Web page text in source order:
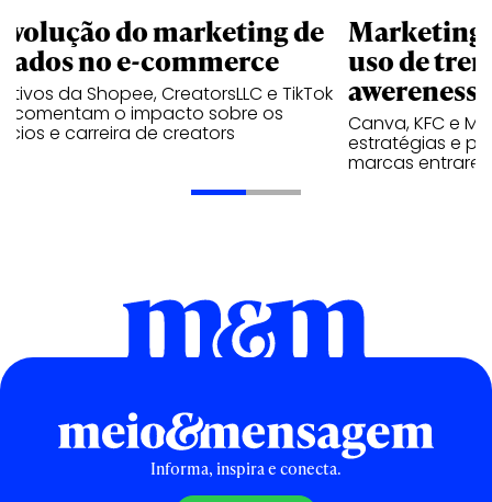
do marketing de
no e-commerce
da Shopee, CreatorsLLC e TikTok
comentam o impacto sobre os
e carreira de creators
Marketing
uso de
awereness
Canva, KFC e
estratégias e
marcas
Informa, inspira e conecta.